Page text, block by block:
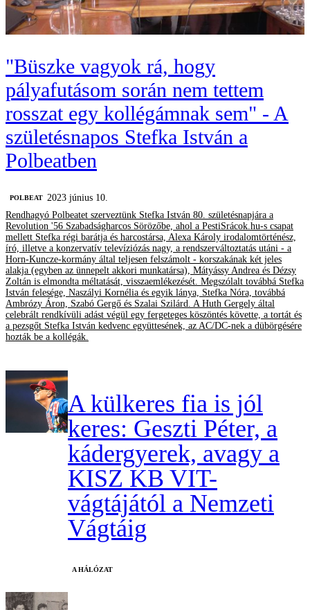
"Büszke vagyok rá, hogy
pályafutásom során nem tettem
rosszat egy kollégámnak sem" - A
születésnapos Stefka István a
Polbeatben
‎POLBEAT
2023 június 10.
Rendhagyó Polbeatet szerveztünk Stefka István 80. születésnapjára a
Revolution '56 Szabadságharcos Sörözőbe, ahol a PestiSrácok.hu-s csapat
mellett Stefka régi barátja és harcostársa, Alexa Károly irodalomtörténész,
író, illetve a konzervatív televíziózás nagy, a rendszerváltoztatás utáni - a
Horn-Kuncze-kormány által teljesen felszámolt - korszakának két jeles
alakja (egyben az ünnepelt akkori munkatársa), Mátyássy Andrea és Dézsy
Zoltán is elmondta méltatását, visszaemlékezését. Megszólalt továbbá Stefka
István felesége, Naszályi Kornélia és egyik lánya, Stefka Nóra, továbbá
Ambrózy Áron, Szabó Gergő és Szalai Szilárd. A Huth Gergely által
celebrált rendkívüli adást végül egy fergeteges köszöntés követte, a tortát és
a pezsgőt Stefka István kedvenc együttesének, az AC/DC-nek a dübörgésére
hozták be a kollégák.
A külkeres fia is jól
keres: Geszti Péter, a
kádergyerek, avagy a
KISZ KB VIT-
vágtájától a Nemzeti
Vágtáig
A HÁLÓZAT